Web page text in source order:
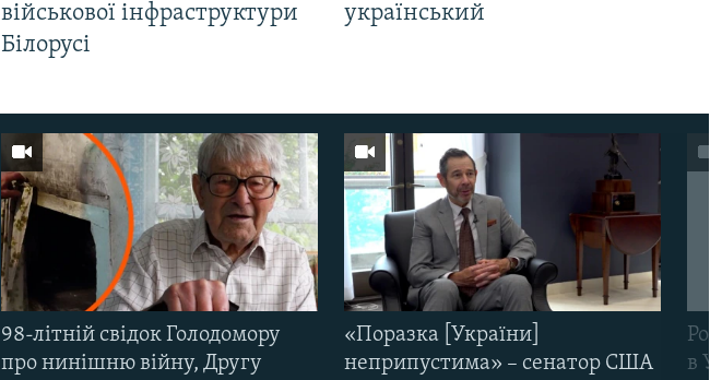
військової інфраструктури
Білорусі
український
98-літній свідок Голодомору
про нинішню війну, Другу
«Поразка [України]
неприпустима» – сенатор США
в